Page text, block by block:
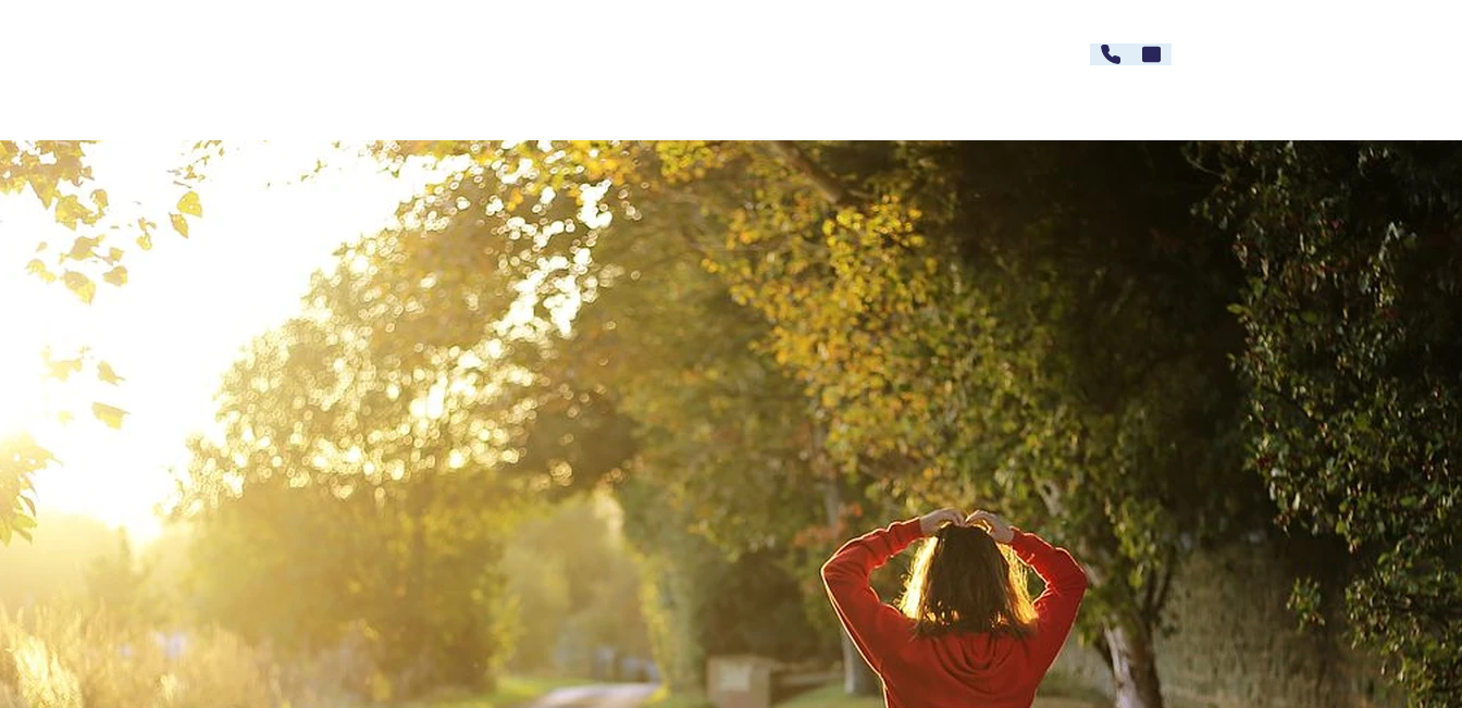
030 - 26478607
Kontakt